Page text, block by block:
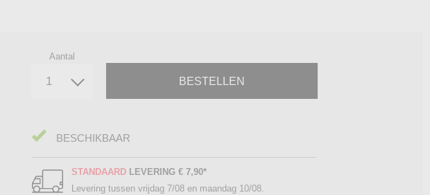
Aantal
BESTELLEN
BESCHIKBAAR
STANDAARD LEVERING€ 7,90*
Levering tussenvrijdag 7/08 en maandag 10/08.